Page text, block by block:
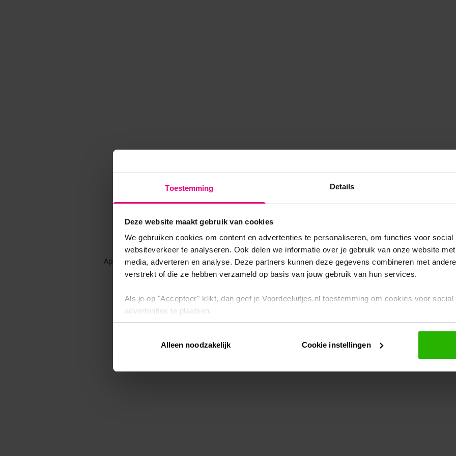
Toestemming Details
Deze website maakt gebruik van cookies
We gebruiken cookies om content en advertenties te personaliseren, om functies voor
websiteverkeer te analyseren. Ook delen we informatie over je gebruik van onze website
media, adverteren en analyse. Deze partners kunnen deze gegevens combineren met
verstrekt of die ze hebben verzameld op basis van jouw gebruik van hun services.
Als je op "Accepteer" klikt, dan geef je Voordeeluitjes.nl toestemming om cookies voor
advertenties te plaatsen.
Via "Cookie instellingen" kun je ook zelf instellen welke cookies worden geplaatst. Je kunt je
intrekken op onscookiebeleid.
Alleen noodzakelijk Cookie instellingen
Application error: a client-side exception has occurred while loadingwww.voordeeluitjes.nl (see the